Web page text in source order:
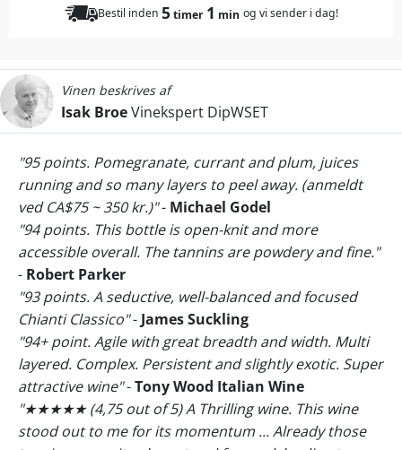
Bestil inden 5timer 1 min og vi sender i dag!
Vinen beskrives af
Isak BroeVinekspert DipWSET
"95 points. Pomegranate, currant and plum, juices
running and so many layers to peel away. (anmeldt
ved CA$75 ~ 350 kr.)"- Michael Godel
"94 points. This bottle is open-knit and more
accessible overall. The tannins are powdery and fine."
- Robert Parker
"93 points. A seductive, well-balanced and focused
Chianti Classico"- James Suckling
"94+ point. Agile with great breadth and width. Multi
layered. Complex. Persistent and slightly exotic. Super
attractive wine"-Tony Wood Italian Wine
"★★★★★ (4,75 out of 5) A Thrilling wine. This wine
stood out to me for its momentum ... Already those